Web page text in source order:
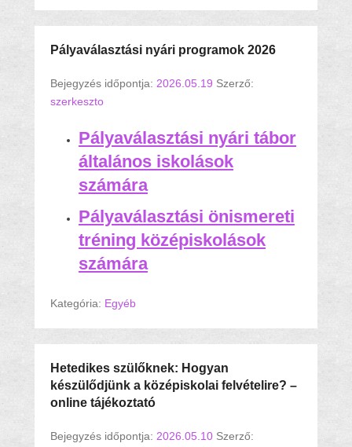
Pályaválasztási nyári programok 2026
Bejegyzés időpontja: 2026.05.19 Szerző:
szerkeszto
Pályaválasztási nyári tábor
általános iskolások
számára
Pályaválasztási önismereti
tréning középiskolások
számára
Kategória: Egyéb
Hetedikes szülőknek: Hogyan
készülődjünk a középiskolai felvételire? –
online tájékoztató
Bejegyzés időpontja: 2026.05.10 Szerző: